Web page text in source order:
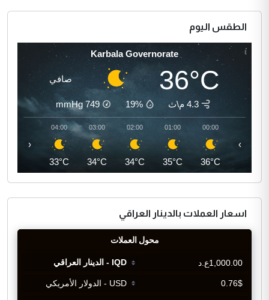
الطقس اليوم
Karbala Governorate
36°C صافي
4.3 م\ث 19%
749
mmHg
00:00
36°C
01:00
35°C
02:00
34°C
03:00
34°C
04:00
33°C
‹ ›
اسعار العملات بالدينار العراقي